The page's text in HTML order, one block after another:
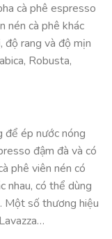
cà phê espresso
nén cà phê khác
độ rang và độ mịn
Robusta,
để ép nước nóng
đậm đà và có
phê viên nén có
nhau, có thể dùng
Một số thương hiệu